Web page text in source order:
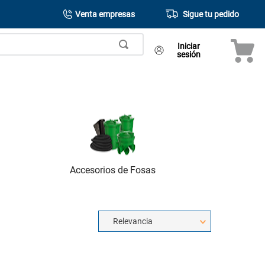
Venta empresas Sigue tu pedido
Iniciar
sesión
Accesorios de Fosas
Relevancia